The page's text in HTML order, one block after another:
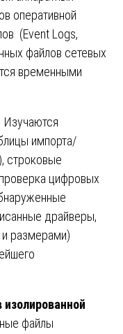
оперативной
(Event Logs,
файлов сетевых
временными
Изучаются
импорта/
строковые
цифровых
драйверы,
размерами)
файлы